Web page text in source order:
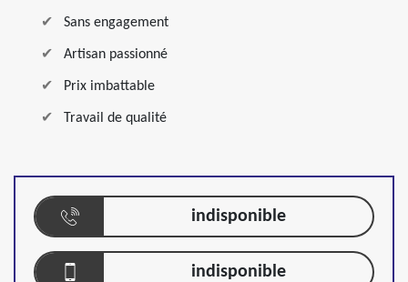
Sans engagement
Artisan passionné
Prix imbattable
Travail de qualité
indisponible
indisponible